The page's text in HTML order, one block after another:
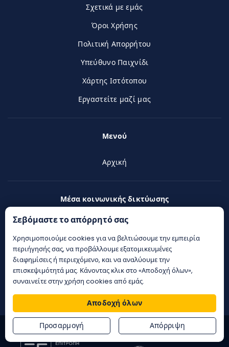
Σχετικά με εμάς
Όροι Χρήσης
Πολιτική Απορρήτου
Υπεύθυνο Παιχνίδι
Χάρτης Ιστότοπου
Εργαστείτε μαζί μας
Μενού
Αρχική
Μέσα κοινωνικής δικτύωσης
Twitter
Instagram
Telegram
Σεβόμαστε το απόρρητό σας
Χρησιμοποιούμε cookies για να βελτιώσουμε την εμπειρία
περιήγησής σας, να προβάλλουμε εξατομικευμένες
διαφημίσεις ή περιεχόμενο, και να αναλύουμε την
επισκεψιμότητά μας. Κάνοντας κλικ στο «Αποδοχή όλων»,
συναινείτε στην χρήση cookies από εμάς.
Αποδοχή όλων
Προσαρμογή Απόρριψη